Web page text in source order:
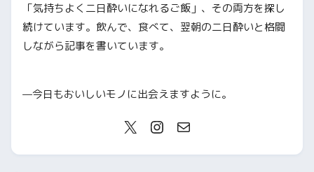
「気持ちよく二日酔いになれるご飯」、その両方を探し
続けています。飲んで、食べて、翌朝の二日酔いと格闘
しながら記事を書いています。
—今日もおいしいモノに出会えますように。